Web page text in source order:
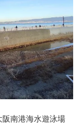
南港海水遊泳場